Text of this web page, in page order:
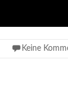
Keine